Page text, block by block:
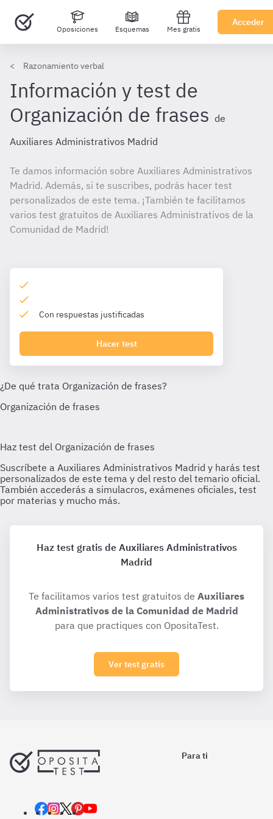
Oposiciones Esquemas Mes gratis
Acceder
Razonamiento verbal
Información y test de
Organización de frases de
Auxiliares Administrativos Madrid
Te damos información sobre Auxiliares Administrativos
Madrid. Además, si te suscribes, podrás hacer test
personalizados de este tema. ¡También te facilitamos
varios test gratuitos de Auxiliares Administrativos de la
Comunidad de Madrid!
Con respuestas justificadas
Hacer test
Haz test gratis de Auxiliares Administrativos
Madrid
Te facilitamos varios test gratuitos de Auxiliares
Administrativos de la Comunidad de Madrid
para que practiques con OpositaTest.
Ver test gratis
Para ti